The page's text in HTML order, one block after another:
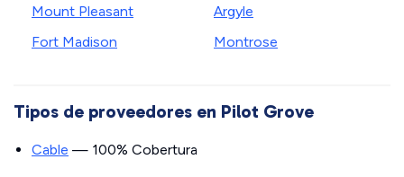
Mount Pleasant
Fort Madison
Argyle
Montrose
Tipos de proveedores en Pilot Grove
Cable — 100% Cobertura